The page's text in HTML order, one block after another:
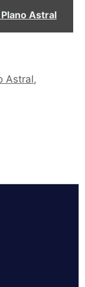
Astral
Astral,